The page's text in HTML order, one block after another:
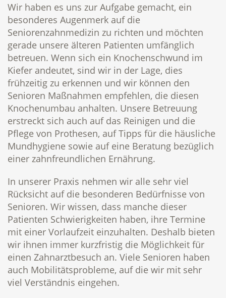
Wir haben es uns zur Aufgabe gemacht, ein
besonderes Augenmerk auf die
Seniorenzahnmedizin zu richten und möchten
gerade unsere älteren Patienten umfänglich
betreuen. Wenn sich ein Knochenschwund im
Kiefer andeutet, sind wir in der Lage, dies
frühzeitig zu erkennen und wir können den
Senioren Maßnahmen empfehlen, die diesen
Knochenumbau anhalten. Unsere Betreuung
erstreckt sich auch auf das Reinigen und die
Pflege von Prothesen, auf Tipps für die häusliche
Mundhygiene sowie auf eine Beratung bezüglich
einer zahnfreundlichen Ernährung.
In unserer Praxis nehmen wir alle sehr viel
Rücksicht auf die besonderen Bedürfnisse von
Senioren. Wir wissen, dass manche dieser
Patienten Schwierigkeiten haben, ihre Termine
mit einer Vorlaufzeit einzuhalten. Deshalb bieten
wir ihnen immer kurzfristig die Möglichkeit für
einen Zahnarztbesuch an. Viele Senioren haben
auch Mobilitätsprobleme, auf die wir mit sehr
viel Verständnis eingehen.